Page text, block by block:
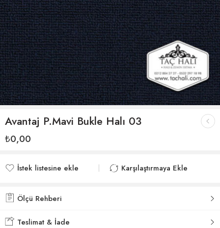
Avantaj P.Mavi Bukle Halı 03
₺0,00
İstek listesine ekle
Karşılaştırmaya Ekle
Ölçü Rehberi
Teslimat & İade